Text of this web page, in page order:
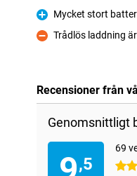
Fördelar
Mycket stort
Nackdelar
Trådlös laddning
Recensioner från
Genomsnittligt
,5
69
5